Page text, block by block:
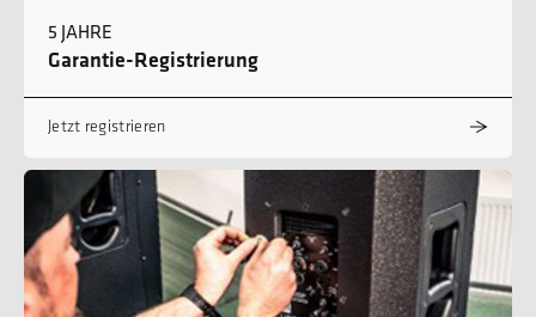
5 JAHRE
Garantie-Registrierung
Jetzt registrieren